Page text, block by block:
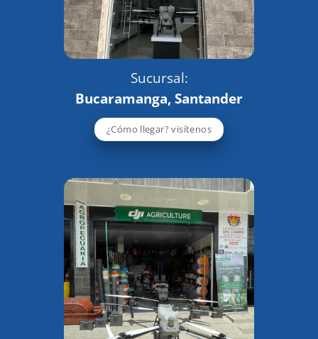
Sucursal:
Bucaramanga, Santander
¿Cómo llegar? visítenos